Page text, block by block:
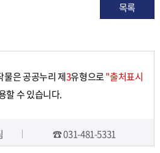
목록
물은 공공누리 제3유형으로"출처표시
할 수 있습니다.
☎ 031-481-5331